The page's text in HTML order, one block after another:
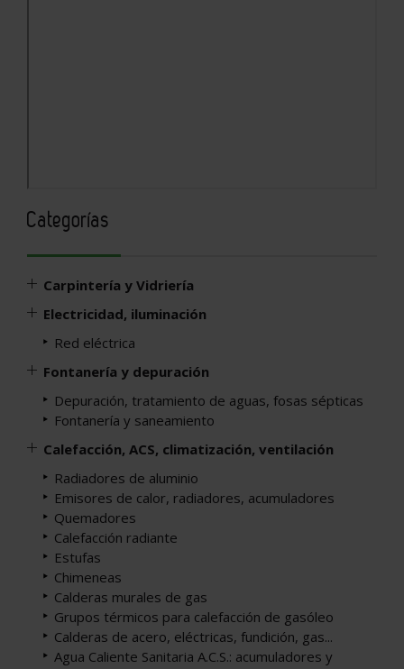
Categorías
Carpintería y Vidriería
Electricidad, iluminación
Red eléctrica
Fontanería y depuración
Depuración, tratamiento de aguas, fosas sépticas
Fontanería y saneamiento
Calefacción, ACS, climatización, ventilación
Radiadores de aluminio
Emisores de calor, radiadores, acumuladores
Quemadores
Calefacción radiante
Estufas
Chimeneas
Calderas murales de gas
Grupos térmicos para calefacción de gasóleo
Calderas de acero, eléctricas, fundición, gas...
Agua Caliente Sanitaria A.C.S.: acumuladores y